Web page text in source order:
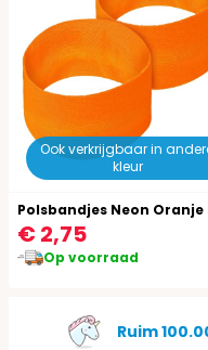
Ook verkrijgbaar in
kleur
€ 2,75
Op voorraad
Gratis